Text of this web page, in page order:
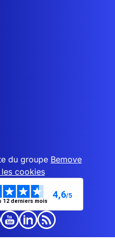
du groupe Bemove
cookies
12 derniers mois
4,6/5